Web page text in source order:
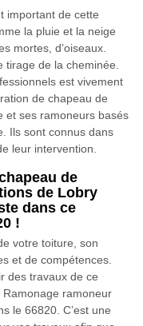
important de cette
la pluie et la neige
mortes, d’oiseaux.
tirage de la cheminée.
est vivement
de chapeau de
et ses ramoneurs basés
Ils sont connus dans
leur intervention.
de
de Lobry
dans ce
!
votre toiture, son
et de compétences.
des travaux de ce
ramoneur
le 66820. C’est une